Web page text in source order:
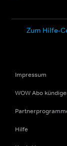
Zum Hilfe-
Impressum
WOW Abo
Hilfe